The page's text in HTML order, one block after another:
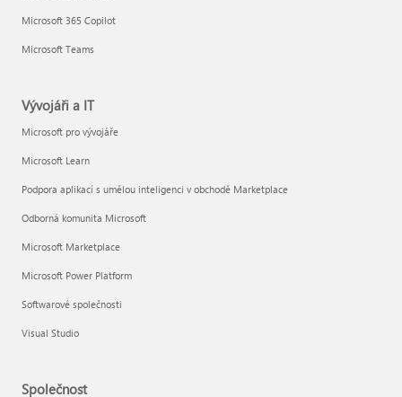
Microsoft 365 Copilot
Microsoft Teams
Vývojáři a IT
Microsoft pro vývojáře
Microsoft Learn
Podpora aplikací s umělou inteligenci v obchodě Marketplace
Odborná komunita Microsoft
Microsoft Marketplace
Microsoft Power Platform
Softwarové společnosti
Visual Studio
Společnost